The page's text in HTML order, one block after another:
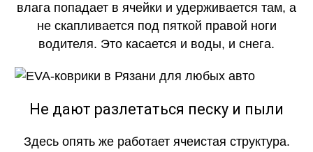
влага попадает в ячейки и удерживается там, а
не скапливается под пяткой правой ноги
водителя. Это касается и воды, и снега.
Не дают разлетаться песку и пыли
Здесь опять же работает ячеистая структура.